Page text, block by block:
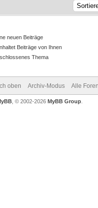
neuen Beiträge
Beiträge von Ihnen
Thema
oben Archiv-Modus Alle
, © 2002-2026 MyBB Group